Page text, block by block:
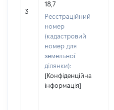
3
18,7
Реєстраційний
номер
(кадастровий
номер для
земельної
ділянки):
[Конфіденційна
інформація]